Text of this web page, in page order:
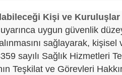
Kişi ve Kuruluşlar
uygun güvenlik
sağlayarak,
sayılı Sağlık Hizmetleri
Teşkilat ve Görevleri